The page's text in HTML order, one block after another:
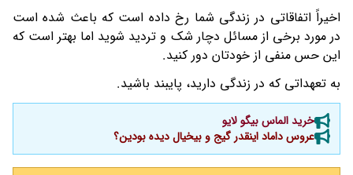
اخیراً اتفاقاتی در زندگی شما رخ داده است که باعث شده است
در مورد برخی از مسائل دچار شک و تردید شوید اما بهتر است که
این حس منفی از خودتان دور کنید.
به تعهداتی که در زندگی دارید، پایبند باشید.
خرید الماس بیگو لایو
عروس داماد اینقدر گیج و بیخیال دیده بودین؟